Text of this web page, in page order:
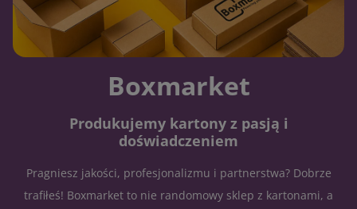
Boxmarket
Produkujemy kartony z pasją i
doświadczeniem
Pragniesz jakości, profesjonalizmu i partnerstwa? Dobrze
trafiłeś! Boxmarket to nie randomowy sklep z kartonami, a